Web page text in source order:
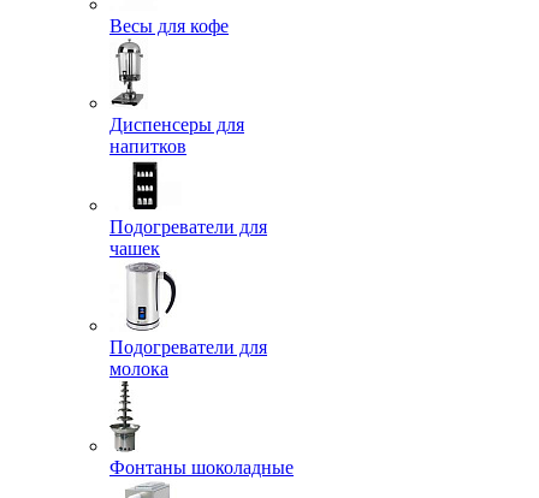
Весы для кофе
Диспенсеры для
напитков
Подогреватели для
чашек
Подогреватели для
молока
Фонтаны шоколадные